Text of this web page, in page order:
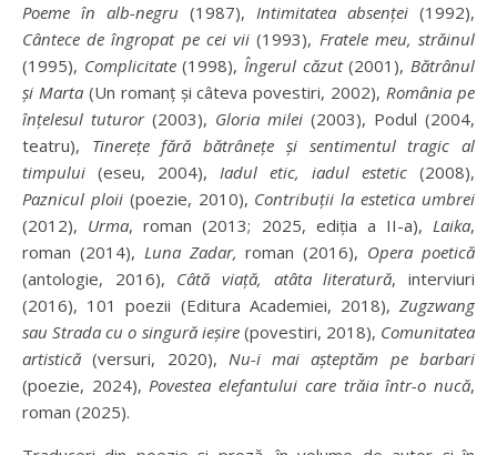
Poeme în alb-negru (1987), Intimitatea absenţei (1992),
Cântece de îngropat pe cei vii (1993), Fratele meu, străinul
(1995), Complicitate(1998),Îngerul căzut(2001),Bătrânul
şi Marta(Un romanţ şi câteva povestiri, 2002),România pe
înţelesul tuturor(2003), Gloria milei (2003), Podul (2004,
teatru), Tinereţe fără bătrâneţe şi sentimentul tragic al
timpului (eseu, 2004), Iadul etic, iadul estetic (2008),
Paznicul ploii(poezie, 2010), Contribuţii la estetica umbrei
(2012), Urma, roman (2013; 2025, ediția a II-a), Laika,
roman (2014), Luna Zadar,roman (2016), Opera poetică
(antologie, 2016), Câtă viaţă, atâta literatură, interviuri
(2016), 101 poezii (Editura Academiei, 2018), Zugzwang
sau Strada cu o singură ieşire(povestiri, 2018), Comunitatea
artistică (versuri, 2020), Nu-i mai așteptăm pe barbari
(poezie, 2024),Povestea elefantului care trăia într-o nucă,
roman (2025).